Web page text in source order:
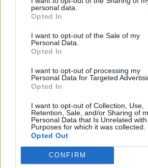
personal data.
Opted In
I want to opt-out of the Sale of my
Personal Data.
Opted In
I want to opt-out of processing my
Personal Data for Targeted
Opted In
I want to opt-out of Collection, Use,
Retention, Sale, and/or Sharing of
Personal Data that Is Unrelated
Purposes for which it was collected.
Opted Out
CONFIRM
Το μόνο βέβαιο είναι πως το
Λειτουργεί σαννέα μορφή
.